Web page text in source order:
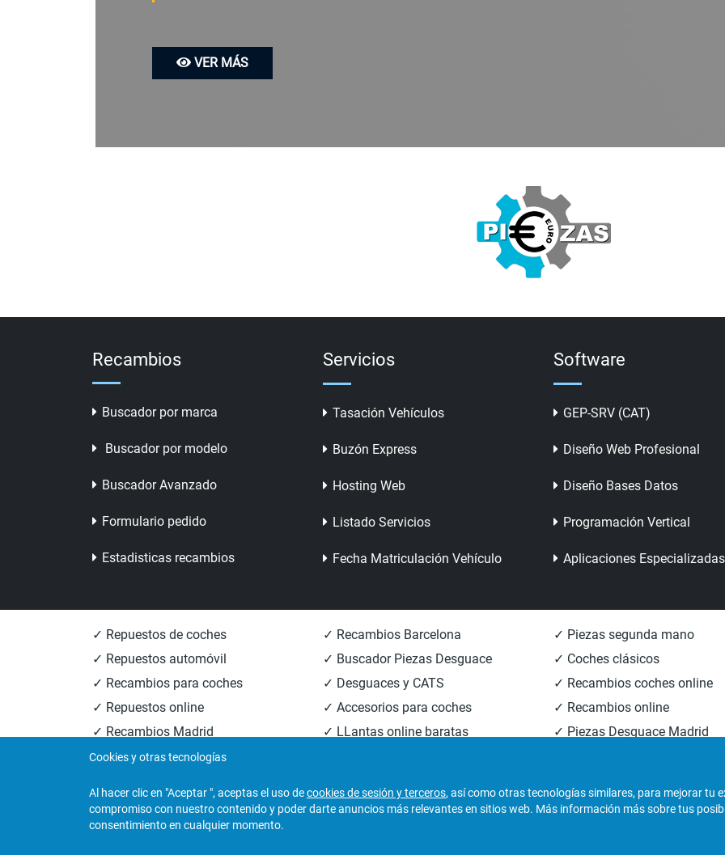
VER MÁS
Recambios
Buscador por marca
Buscador por modelo
Buscador Avanzado
Formulario pedido
Estadisticas recambios
Servicios
Tasación Vehículos
Buzón Express
Hosting Web
Listado Servicios
Fecha Matriculación Vehículo
Software
GEP-SRV (CAT)
Diseño Web Profesional
Diseño Bases Datos
Programación Vertical
Aplicaciones Especializadas
✓ Repuestos de coches
✓ Repuestos automóvil
✓ Recambios para coches
✓ Repuestos online
✓ Recambios Madrid
✓ Recambios Valencia
✓ Recambios Barcelona
✓ Buscador Piezas Desguace
✓ Desguaces y CATS
✓ Accesorios para coches
✓ LLantas online baratas
✓ Piezas segunda mano
✓ Coches clásicos
✓ Recambios coches online
✓ Recambios online
✓ Piezas Desguace Madrid
© 2026 Central Desguaces Europiezas
Cookies y otras tecnologías
Al hacer clic en "Aceptar ", aceptas el uso decookies de sesión y terceros, así como otras tecnologías similares, para mejorar tu
compromiso con nuestro contenido y poder darte anuncios más relevantes en sitios web. Más información más sobre tus
consentimiento en cualquier momento.